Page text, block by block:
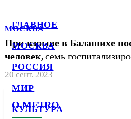
ГЛАВНОЕ
МОСКВА
РОССИЯ
МИР
КУЛЬТУРА
МОСКВА
При взрыве в Балашихе
человек,семь
20 сент. 2023
О METRO